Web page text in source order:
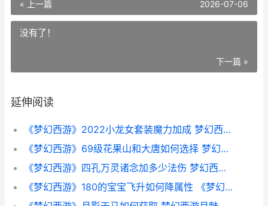
« 上一篇 2026-07-06
没有了！
下一篇 »
延伸阅读
《梦幻西游》2022小龙女套装魔力加成 梦幻西游2026火区排行
《梦幻西游》69级花果山和大唐如何选择 梦幻西游69普陀山装备怎么搭配
《梦幻西游》四孔万灵诸念加多少法伤 梦幻西游四门绝阵副本攻略大全
《梦幻西游》180的宝宝飞升如何降属性 《梦幻西游》互通版